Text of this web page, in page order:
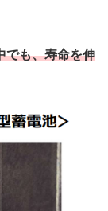
でも、寿命を伸